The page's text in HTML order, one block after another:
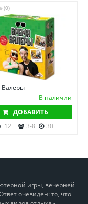
(0)
Валеры
В наличии
ДОБАВИТЬ
12+
3-8 30+
игры, вечерней
очевиден: то, что